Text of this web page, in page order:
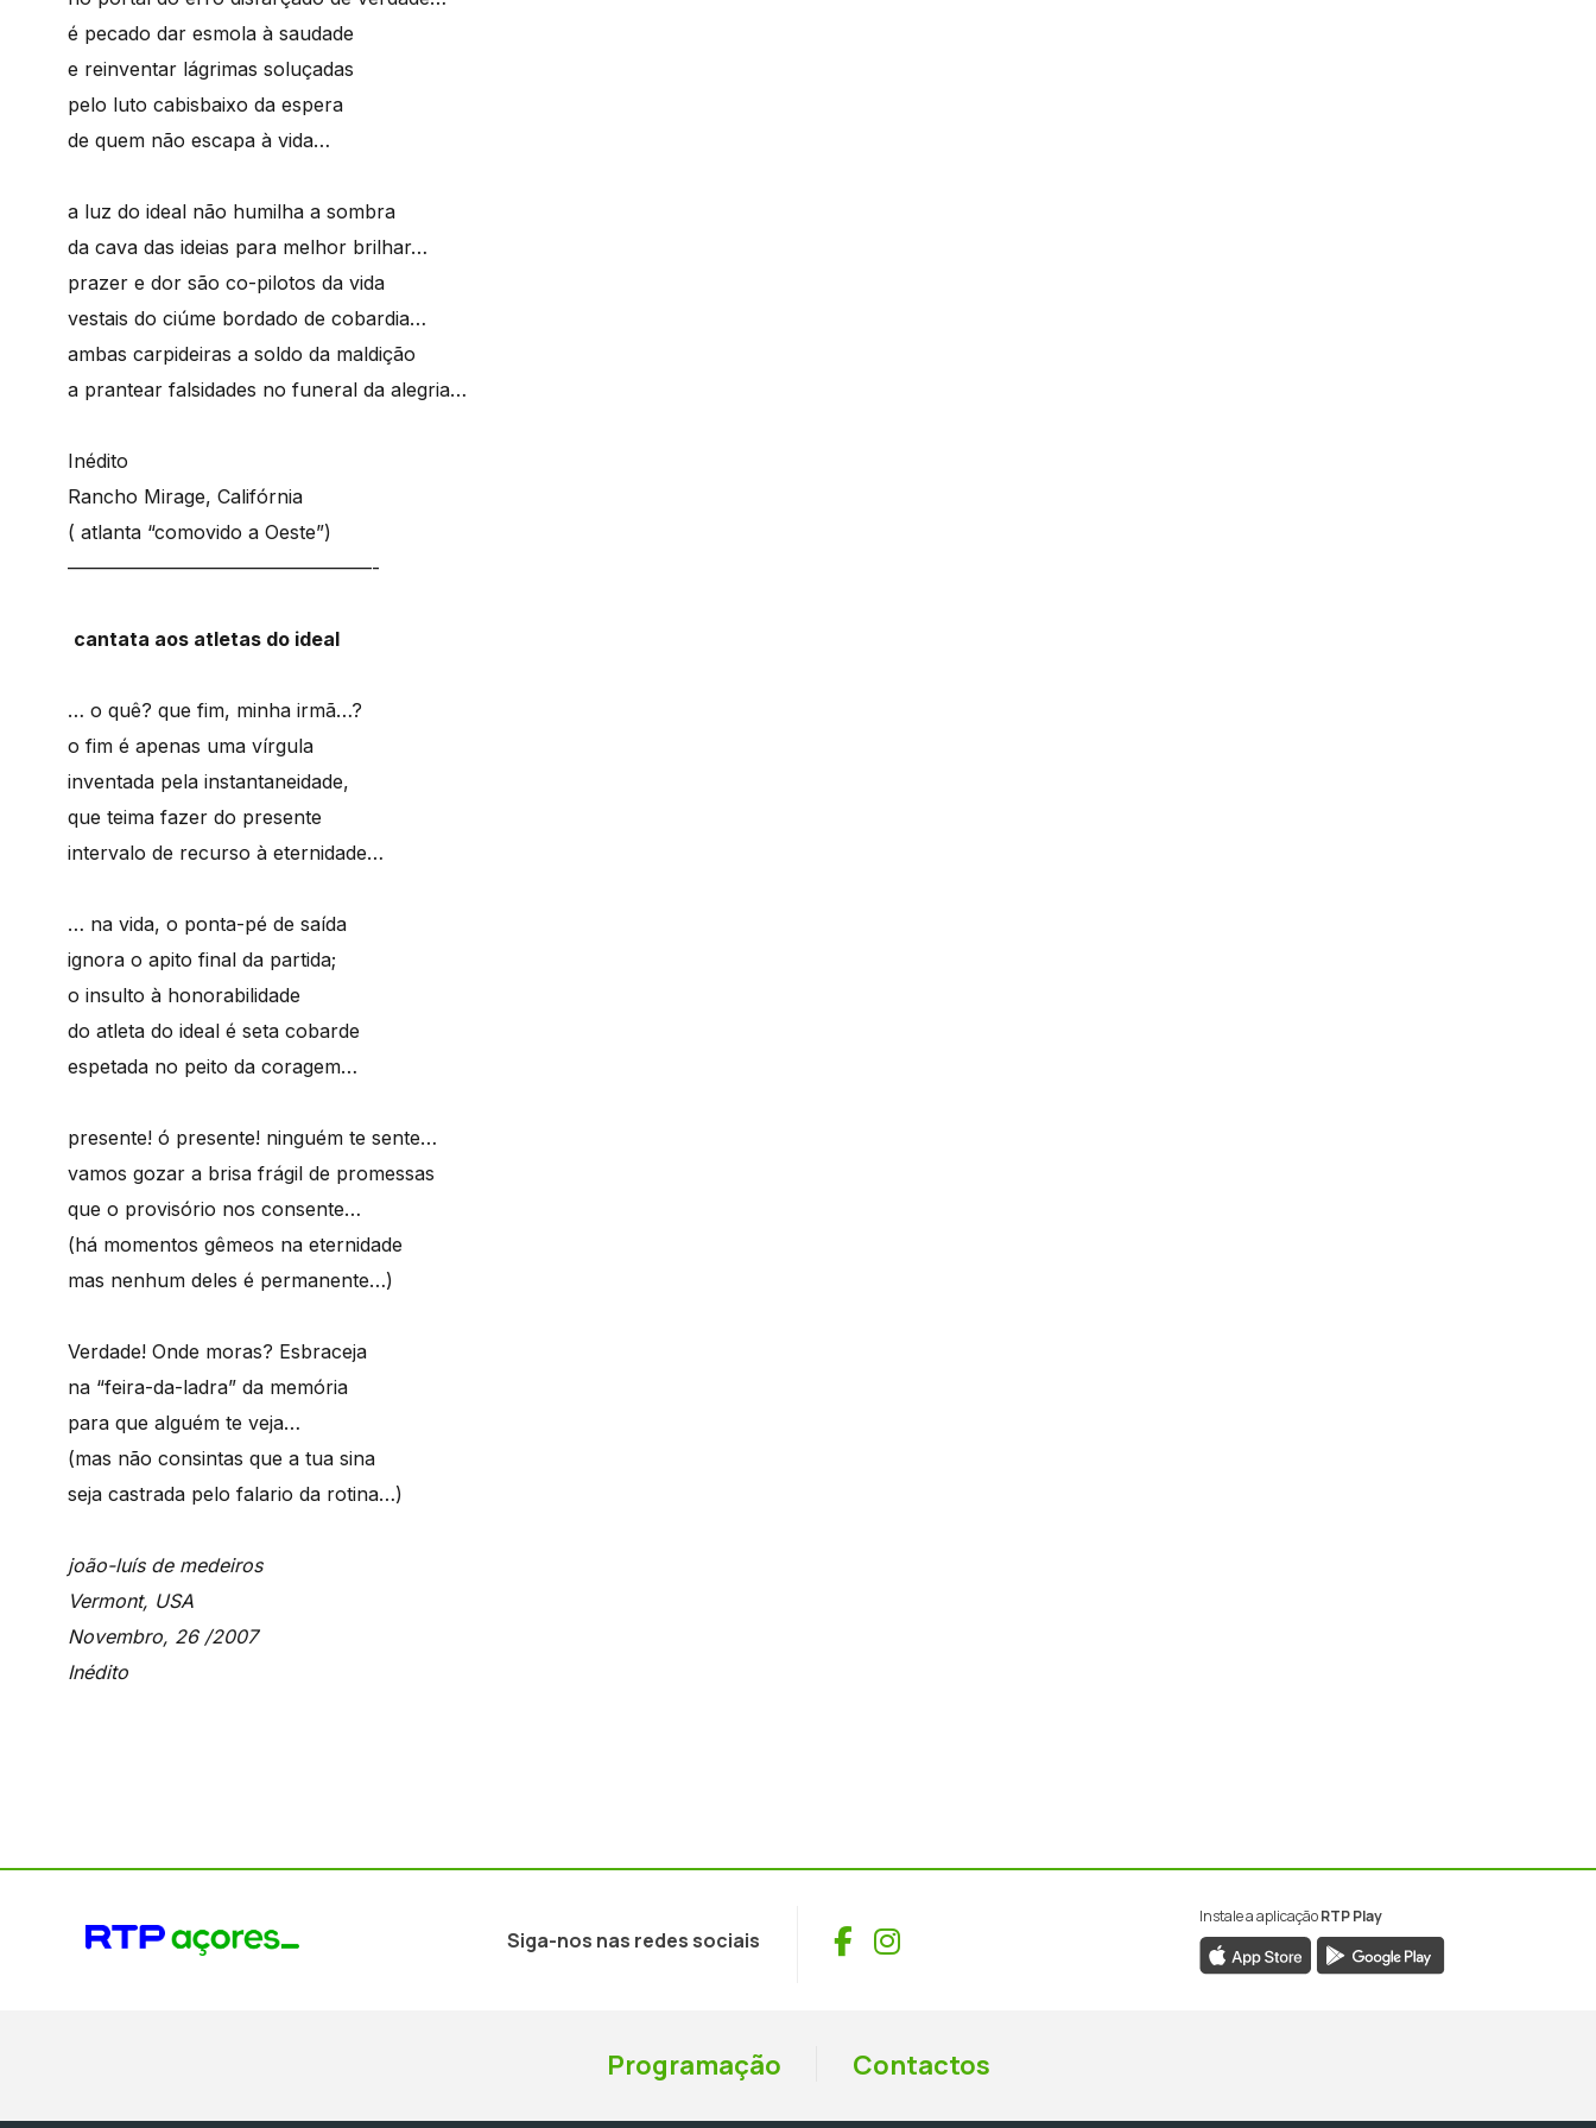
é pecado dar esmola à saudade
e reinventar lágrimas soluçadas
pelo luto cabisbaixo da espera
de quem não escapa à vida…
a luz do ideal não humilha a sombra
da cava das ideias para melhor brilhar…
prazer e dor são co-pilotos da vida
vestais do ciúme bordado de cobardia…
ambas carpideiras a soldo da maldição
a prantear falsidades no funeral da alegria…
Inédito
Rancho Mirage, Califórnia
( atlanta “comovido a Oeste”)
————————————————-
cantata aos atletas do ideal
… o quê? que fim, minha irmã…?
o fim é apenas uma vírgula
inventada pela instantaneidade,
que teima fazer do presente
intervalo de recurso à eternidade…
… na vida, o ponta-pé de saída
ignora o apito final da partida;
o insulto à honorabilidade
do atleta do ideal é seta cobarde
espetada no peito da coragem…
presente! ó presente! ninguém te sente…
vamos gozar a brisa frágil de promessas
que o provisório nos consente…
(há momentos gêmeos na eternidade
mas nenhum deles é permanente…)
Verdade! Onde moras? Esbraceja
na “feira-da-ladra” da memória
para que alguém te veja…
(mas não consintas que a tua sina
seja castrada pelo falario da rotina…)
joão-luís de medeiros
Vermont, USA
Novembro, 26 /2007
Inédito
Siga-nos nas redes sociais Facebook
Instagram
Instale a aplicaçãoRTP Play
Programação Contactos